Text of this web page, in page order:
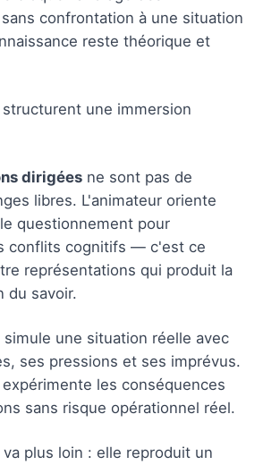
confrontation à une situation
reste théorique et
une immersion
dirigées ne sont pas de
libres. L'animateur oriente
questionnement pour
conflits cognitifs — c'est ce
représentations qui produit la
du savoir.
simule une situation réelle avec
ses pressions et ses imprévus.
les conséquences
sans risque opérationnel réel.
va plus loin : elle reproduit un